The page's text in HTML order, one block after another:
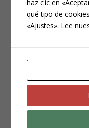
Respuesta. Puedes
otros con alguna
las
judicial.
haz clic en
qué tipo de
«Ajustes». Lee